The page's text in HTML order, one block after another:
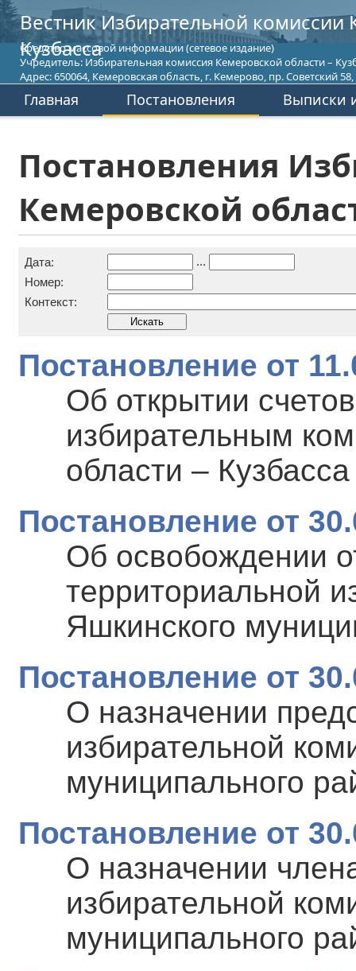
Вестник Избирательной комиссии
Кузбасса
Средство массовой информации (сетевое издание)
Учредитель: Избирательная комиссия Кемеровской области –
Адрес: 650064, Кемеровская область, г. Кемерово, пр. Советский 58,
Главная Постановления Выписки
Постановления
Кемеровской
Дата:
...
Номер:
Контекст:
Постановление от
Об открытии
избирательным
области – Кузбасса
Постановление от
Об освобождении
территориальной
Яшкинского
Постановление от
О назначении
избирательной
муниципального
Постановление от
О назначении
избирательной
муниципального